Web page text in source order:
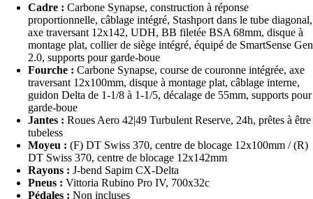
Cadre : Carbone Synapse, construction à réponse
proportionnelle, câblage intégré, Stashport dans le tube diagonal,
axe traversant 12x142, UDH, BB filetée BSA 68mm, disque à
montage plat, collier de siège intégré, équipé de SmartSense Gen
2.0, supports pour garde-boue
Fourche : Carbone Synapse, course de couronne intégrée, axe
traversant 12x100mm, disque à montage plat, câblage interne,
guidon Delta de 1-1/8 à 1-1/5, décalage de 55mm, supports pour
garde-boue
Jantes : Roues Aero 42|49 Turbulent Reserve, 24h, prêtes à être
tubeless
Moyeu : (F) DT Swiss 370, centre de blocage 12x100mm / (R)
DT Swiss 370, centre de blocage 12x142mm
Rayons : J-bend Sapim CX-Delta
Pneus : Vittoria Rubino Pro IV, 700x32c
Pédales : Non incluses